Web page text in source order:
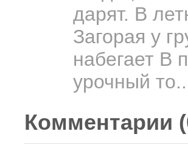
дарят. В
Загорая у
набегает В
урочный
Комментарии (